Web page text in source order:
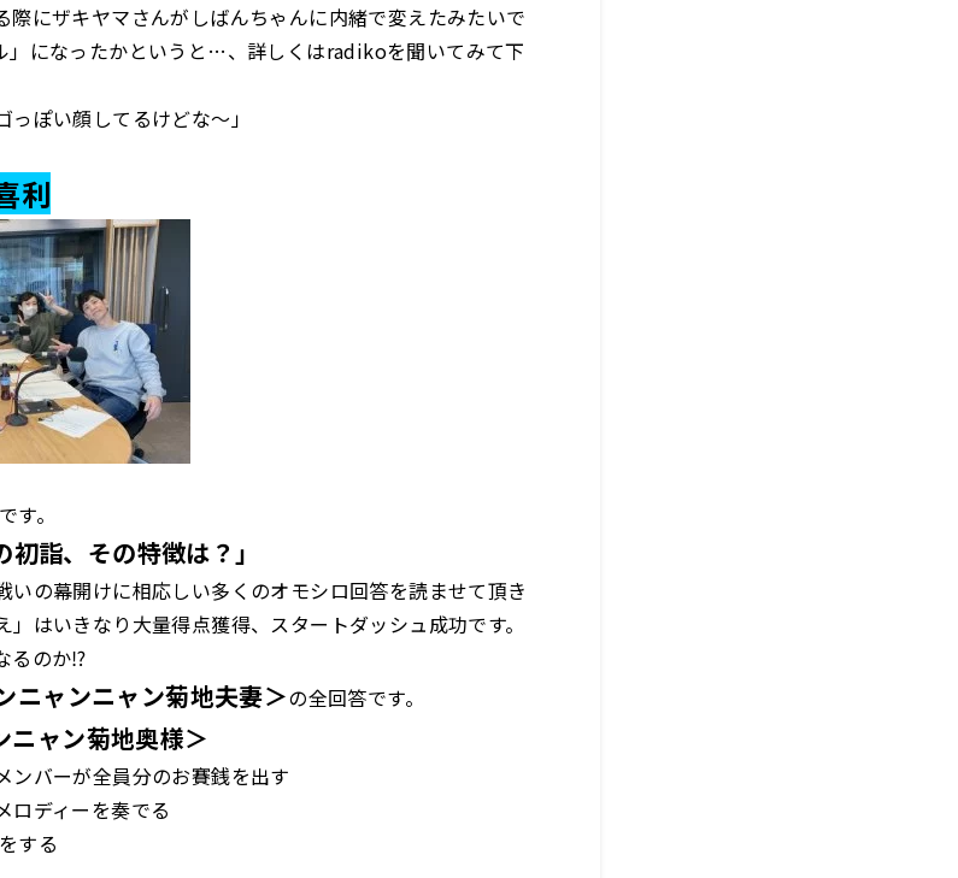
際にザキヤマさんがしばんちゃんに内緒で変えたみたいで
」になったかというと…、詳しくはradikoを聞いてみて下
ぽい顔してるけどな～」
利
。
初詣、その特徴は？」
いの幕開けに相応しい多くのオモシロ回答を読ませて頂き
」はいきなり大量得点獲得、スタートダッシュ成功です。
るのか⁉
ニャンニャン菊地夫妻＞の全回答です。
ニャン菊地奥様＞
バーが全員分のお賽銭を出す
ディーを奏でる
する